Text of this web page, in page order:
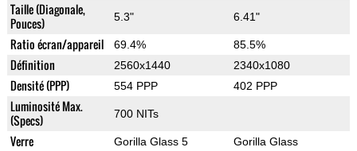
Taille (Diagonale,
Pouces)
5.3" 6.41"
Ratio écran/appareil 69.4% 85.5%
Définition 2560x1440 2340x1080
Densité (PPP) 554 PPP 402 PPP
Luminosité Max.
(Specs)
700 NITs
Verre Gorilla Glass 5 Gorilla Glass